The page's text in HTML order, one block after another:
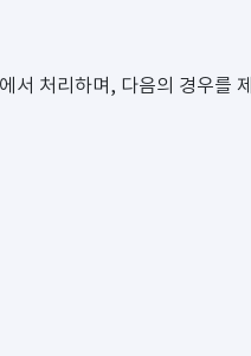
처리하며, 다음의 경우를